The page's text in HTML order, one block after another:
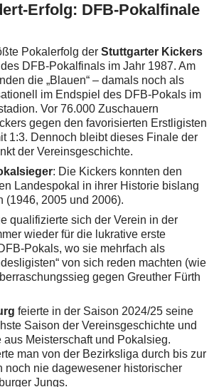
Erfolg: DFB-Pokalfinale
Pokalerfolg der Stuttgarter Kickers
DFB-Pokalfinals im Jahr 1987. Am
die „Blauen“ – damals noch als
im Endspiel des DFB-Pokals im
Vor 76.000 Zuschauern
gegen den favorisierten Erstligisten
1:3. Dennoch bleibt dieses Finale der
der Vereinsgeschichte.
: Die Kickers konnten den
Landespokal in ihrer Historie bislang
(1946, 2005 und 2006).
qualifizierte sich der Verein in der
wieder für die lukrative erste
Pokals, wo sie mehrfach als
von sich reden machten (wie
gegen Greuther Fürth
feierte in der Saison 2024/25 seine
Saison der Vereinsgeschichte und
aus Meisterschaft und Pokalsieg.
man von der Bezirksliga durch bis zur
noch nie dagewesener historischer
Jungs.